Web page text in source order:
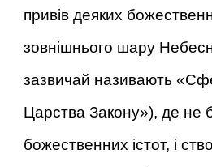
привів деяких
зовнішнього шару
зазвичай називають
Царства Закону»), де не
божественних істот, і